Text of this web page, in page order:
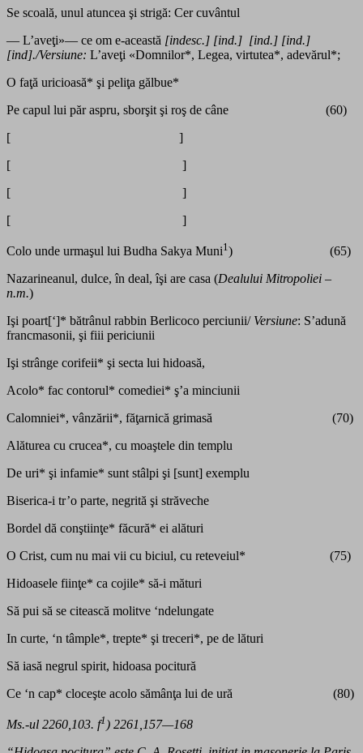
Se scoală, unul atuncea şi strigă: Cer cuvântul
— L’aveţi»— ce om e-această [indesc.] [ind.] [ind.] [ind.]
[ind]./Versiune: L’aveţi «Domnilor*, Legea, virtutea*, adevărul*;
O faţă uricioasă* şi peliţa gălbue*
Pe capul lui păr aspru, sborşit şi roş de câne (60)
[ ]
[ ]
[ ]
[ ]
Colo unde urmaşul lui Budha Sakya Muni1 ) (65)
Nazarineanul, dulce, în deal, îşi are casa (Dealului Mitropoliei –
n.m.)
Işi poart[‘]* bătrânul rabbin Berlicoco perciunii/ Versiune: S’adună
francmasonii, şi fiii periciunii
Işi strânge corifeii* şi secta lui hidoasă,
Acolo* fac contorul* comediei* ş’a minciunii
Calomniei*, vânzării*, făţarnică grimasă (70)
Alăturea cu crucea*, cu moaştele din templu
De uri* şi infamie* sunt stâlpi şi [sunt] exemplu
Biserica-i tr’o parte, negrită şi străveche
Bordel dă conştiinţe* făcură* ei alături
O Crist, cum nu mai vii cu biciul, cu reteveiul* (75)
Hidoasele fiinţe* ca cojile* să-i mături
Să pui să se citească molitve ‘ndelungate
In curte, ‘n tâmple*, trepte* şi treceri*, pe de lături
Să iasă negrul spirit, hidoasa pocitură
Ce ‘n cap* cloceşte acolo sămânţa lui de ură (80)
Ms.-ul 2260,103. f1 ) 2261,157—168